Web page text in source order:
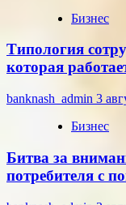
Бизнес
Типология
которая
banknash_admin 3
Бизнес
Битва за
потребителя с